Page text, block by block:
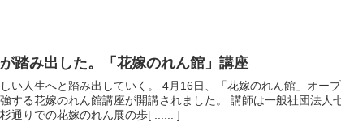
踏み出した。「花嫁のれん館」講座
い人生へと踏み出していく。 4月16日、「花嫁のれん館」オー
する花嫁のれん館講座が開講されました。 講師は一般社団法人
通りでの花嫁のれん展の歩[ ...... ]